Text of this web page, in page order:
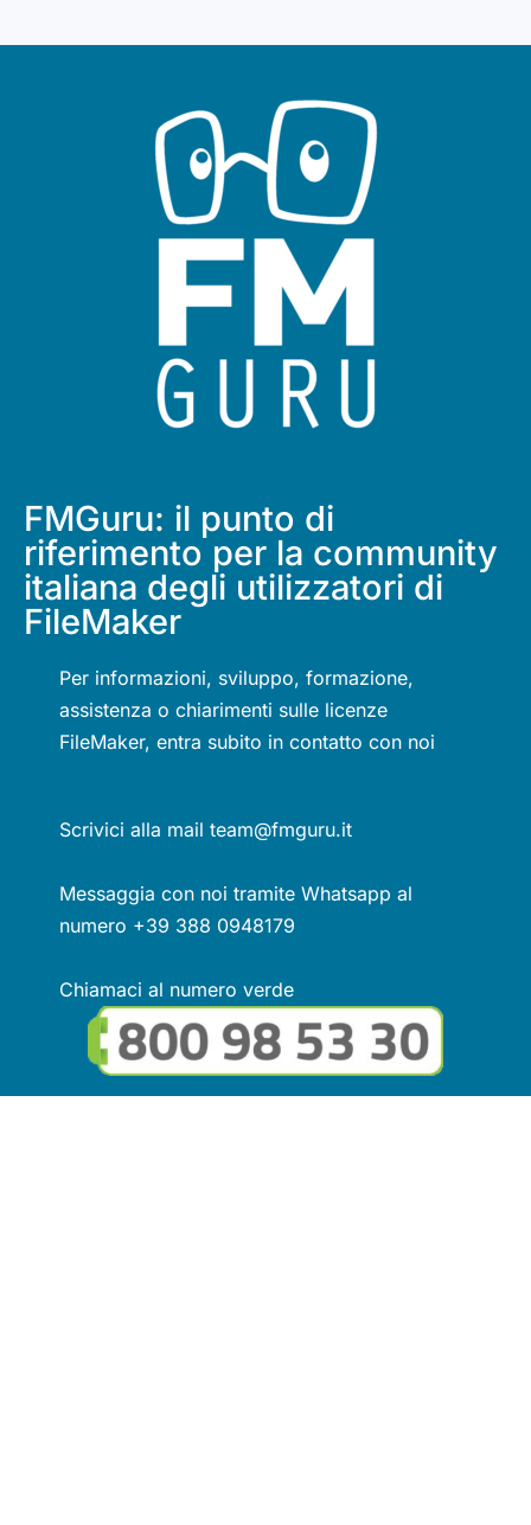
FMGuru: il punto di
riferimento per la community
italiana degli utilizzatori di
FileMaker
Per informazioni, sviluppo, formazione,
assistenza o chiarimenti sulle licenze
FileMaker, entra subito in contatto con noi
Scrivici alla mail team@fmguru.it
Messaggia con noi tramite Whatsapp al
numero +39 388 0948179
Chiamaci al numero verde